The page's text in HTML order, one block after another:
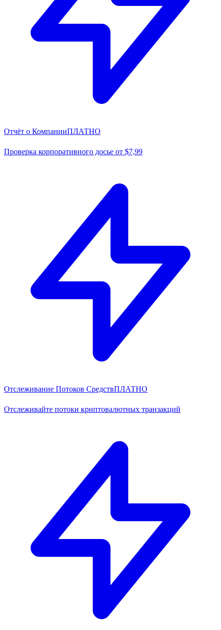
Отчёт о КомпанииПЛАТНО
Проверка корпоративного досье от $7,99
Отслеживание Потоков СредствПЛАТНО
Отслеживайте потоки криптовалютных транзакций